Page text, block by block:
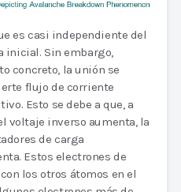
es casi independiente del
inicial. Sin embargo,
concreto, la unión se
flujo de corriente
Esto se debe a que, a
voltaje inverso aumenta, la
de carga
Estos electrones de
los otros átomos en el